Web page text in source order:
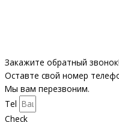
Закажите обратный звонок!
Оставте свой номер
Мы вам перезвоним.
Tel
Check